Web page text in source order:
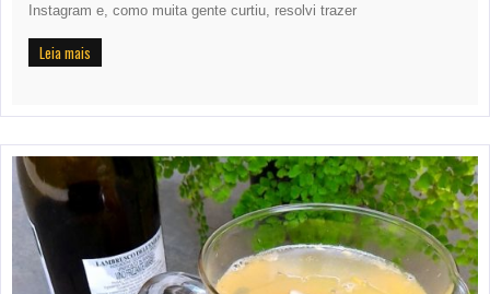
Instagram e, como muita gente curtiu, resolvi trazer
Leia mais